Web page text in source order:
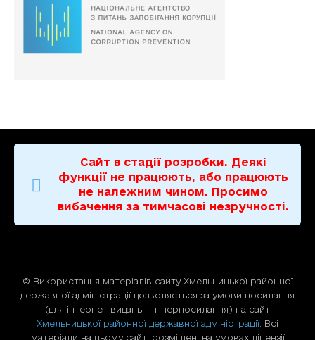
Сайт в стадії розробки. Деякі
функції не працюють, або працюють
не належним чином. Просимо
вибачення за тимчасові незручності.
© Використання матерiалiв сайту Хмельницької районної
державної адміністрації дозволяється за умови посилання
(для iнтернет-видань — гiперпосилання) на сайт
Хмельницької районної державної адміністрації . Всі
матеріали на цьому сайті розміщені на умовах ліцензії